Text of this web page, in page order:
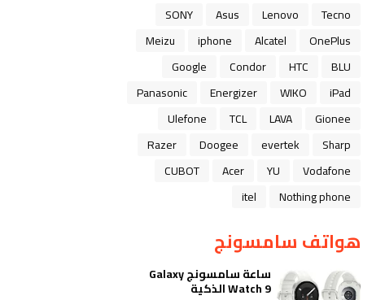
Tecno
Lenovo
Asus
SONY
OnePlus
Alcatel
iphone
Meizu
BLU
HTC
Condor
Google
iPad
WIKO
Energizer
Panasonic
Gionee
LAVA
TCL
Ulefone
Sharp
evertek
Doogee
Razer
Vodafone
YU
Acer
CUBOT
Nothing phone
itel
هواتف سامسونج
ساعة سامسونج Galaxy
Watch 9 الذكية